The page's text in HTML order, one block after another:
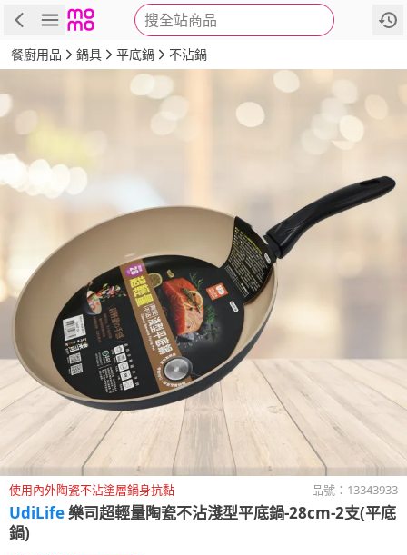
搜全站商品
商品 評價 詳情
餐廚用品 鍋具 平底鍋 不沾鍋
使用內外陶瓷不沾塗層鍋身抗黏 品號： 13343933
UdiLife樂司超輕量陶瓷不沾淺型平底鍋-28cm-2支(平底
鍋)